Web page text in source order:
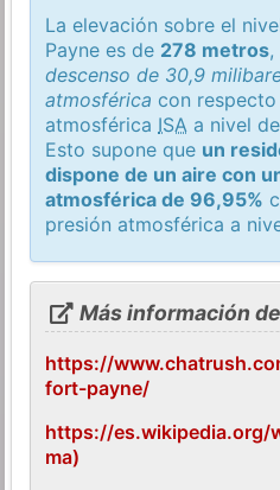
La elevación sobre el
Payne es de 278 metros
descenso de 30,9
atmosférica con
atmosférica ISA a nivel
Esto supone que un
dispone de un aire con
atmosférica de 96,95%
presión atmosférica a
Más información
https://
fort-payne/
https://es.wikipedia.org/
ma)